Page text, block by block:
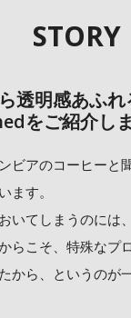
STORY
透明感あふ
をご紹介し
ビアのコーヒーと
ます。
いてしまうのには
らこそ、特殊なプ
から、というのが